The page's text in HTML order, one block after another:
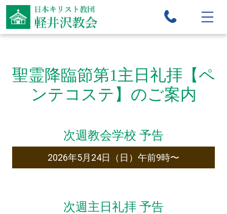
聖霊降臨節第1主日礼拝【ペ
ンテコステ】のご案内
次週教会学校 予告
2026年5月24日（日）午前9時〜
次週主日礼拝 予告